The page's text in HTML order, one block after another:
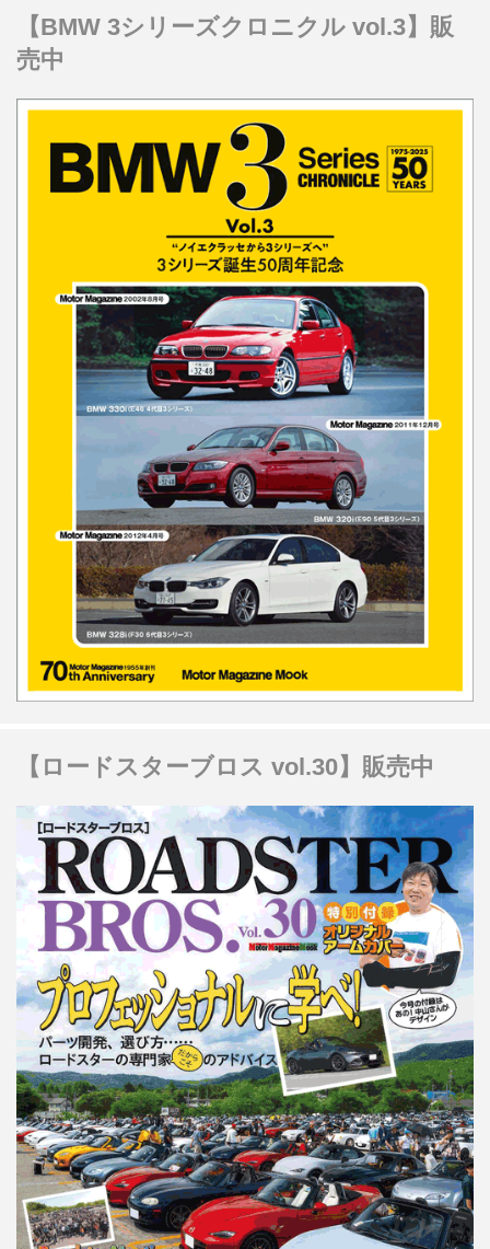
【BMW 3シリーズクロニクル vol.3】販
売中
【ロードスターブロス vol.30】販売中